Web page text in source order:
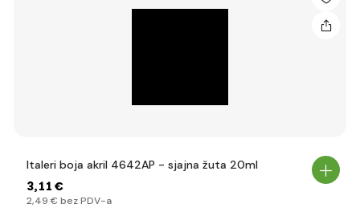
Italeri boja akril 4642AP - sjajna žuta 20ml
3,11 €
2,49 € bez PDV-a